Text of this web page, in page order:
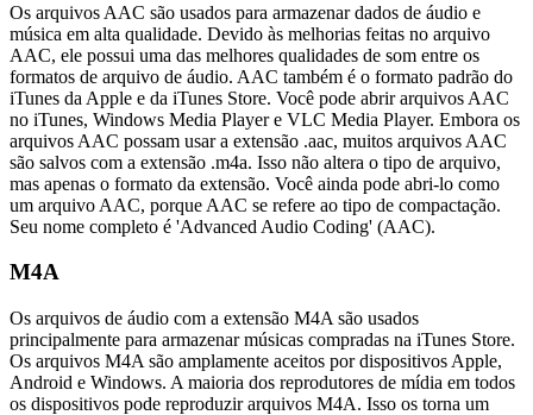
Os arquivos AAC são usados para armazenar dados de áudio e
música em alta qualidade. Devido às melhorias feitas no arquivo
AAC, ele possui uma das melhores qualidades de som entre os
formatos de arquivo de áudio. AAC também é o formato padrão do
iTunes da Apple e da iTunes Store. Você pode abrir arquivos AAC
no iTunes, Windows Media Player e VLC Media Player. Embora os
arquivos AAC possam usar a extensão .aac, muitos arquivos AAC
são salvos com a extensão .m4a. Isso não altera o tipo de arquivo,
mas apenas o formato da extensão. Você ainda pode abri-lo como
um arquivo AAC, porque AAC se refere ao tipo de compactação.
Seu nome completo é 'Advanced Audio Coding' (AAC).
M4A
Os arquivos de áudio com a extensão M4A são usados
principalmente para armazenar músicas compradas na iTunes Store.
Os arquivos M4A são amplamente aceitos por dispositivos Apple,
Android e Windows. A maioria dos reprodutores de mídia em todos
os dispositivos pode reproduzir arquivos M4A. Isso os torna um